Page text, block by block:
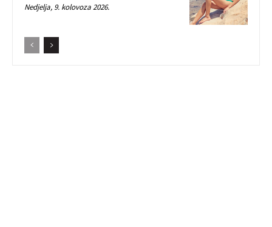
Nedjelja, 9. kolovoza 2026.